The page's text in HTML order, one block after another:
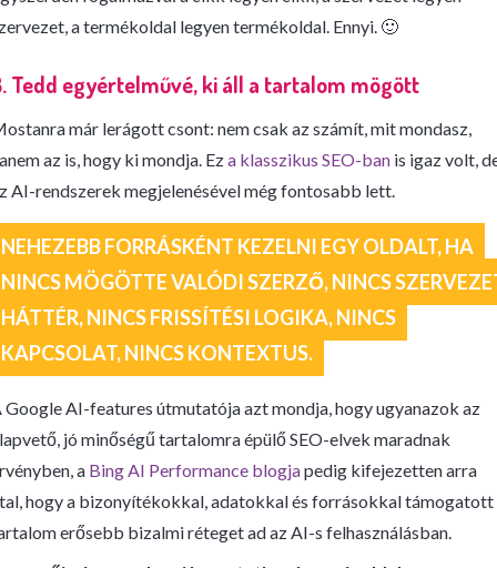
a termékoldal legyen termékoldal. Ennyi. 🙂
Tedd egyértelművé, ki áll a tartalom mögött
már lerágott csont: nem csak az számít, mit mondasz,
az is, hogy ki mondja. Eza klasszikus SEO-ban is igaz volt,
AI-rendszerek megjelenésével még fontosabb lett.
NEHEZEBB FORRÁSKÉNT KEZELNI EGY OLDALT, HA
NINCS MÖGÖTTE VALÓDI SZERZŐ, NINCS
HÁTTÉR, NINCS FRISSÍTÉSI LOGIKA, NINCS
KAPCSOLAT, NINCS KONTEXTUS.
Google AI-features útmutatója azt mondja, hogy ugyanazok az
jó minőségű tartalomra épülő SEO-elvek maradnak
a Bing AI Performance blogjapedig kifejezetten arra
hogy a bizonyítékokkal, adatokkal és forrásokkal támogatott
erősebb bizalmi réteget ad az AI-s felhasználásban.